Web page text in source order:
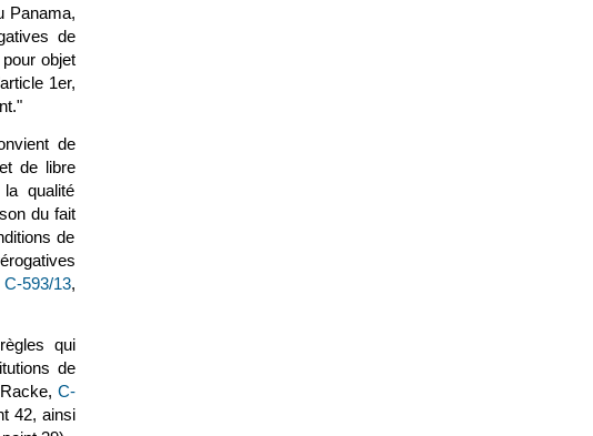
Panama,
de
objet
1er,
de
de libre
qualité
du fait
de
C‑593/13(le lien est externe)
,
qui
de
C-
42, ainsi